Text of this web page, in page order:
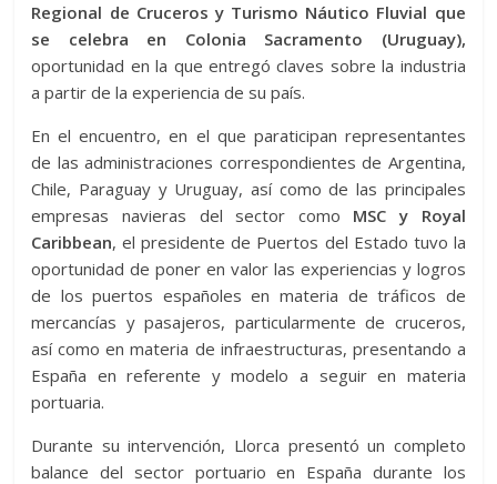
Regional de Cruceros y Turismo Náutico Fluvial que
se celebra en Colonia Sacramento (Uruguay),
oportunidad en la que entregó claves sobre la industria
a partir de la experiencia de su país.
En el encuentro, en el que paraticipan representantes
de las administraciones correspondientes de Argentina,
Chile, Paraguay y Uruguay, así como de las principales
empresas navieras del sector como MSC y Royal
Caribbean, el presidente de Puertos del Estado tuvo la
oportunidad de poner en valor las experiencias y logros
de los puertos españoles en materia de tráficos de
mercancías y pasajeros, particularmente de cruceros,
así como en materia de infraestructuras, presentando a
España en referente y modelo a seguir en materia
portuaria.
Durante su intervención, Llorca presentó un completo
balance del sector portuario en España durante los